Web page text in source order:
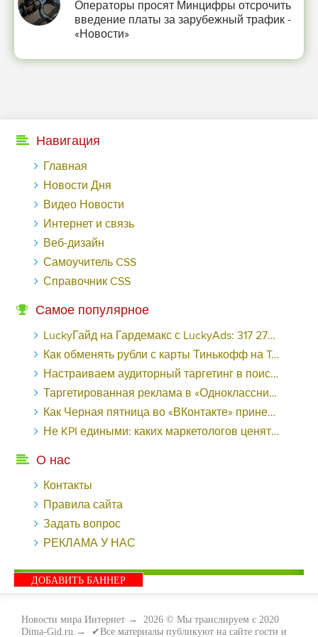
Операторы просят Минцифры отсрочить
введение платы за зарубежный трафик -
«Новости»
Навигация
Главная
Новости Дня
Видео Новости
Интернет и связь
Веб-дизайн
Самоучитель CSS
Справочник CSS
Самое популярное
LuckyГайд на Гардемакс с LuckyAds: 317 279 рублей за 10 дней - «Надо знать»
Как обменять рубли с карты Тинькофф на Tether ERC20 (USDT)?
Настраиваем аудиторный таргетинг в поисковой кампании Google Ads - «Заработок»
Таргетированная реклама в «Одноклассниках»: как ее настроить и нужно ли - «Заработок»
Как Черная пятница во «ВКонтакте» принесла магазину подарков 221 продажу по цене 38 рублей - «Заработок»
Не KPI едиными: каких маркетологов ценят - «Заработок»
О нас
Контакты
Правила сайта
Задать вопрос
РЕКЛАМА У НАС
ДОБАВИТЬ БАННЕР
Новости мира Интернет → 2026 © Мы транслируем с 2020
Dima-Gid.ru.→ ✔Все материалы публикуют на сайте гости и